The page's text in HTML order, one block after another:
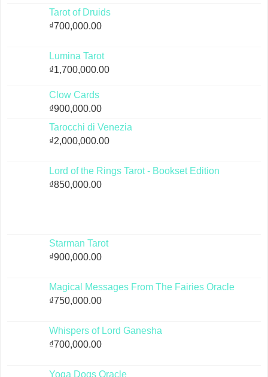
Tarot of Druids
₫700,000.00
Lumina Tarot
₫1,700,000.00
Clow Cards
₫900,000.00
Tarocchi di Venezia
₫2,000,000.00
Lord of the Rings Tarot - Bookset Edition
₫850,000.00
Starman Tarot
₫900,000.00
Magical Messages From The Fairies Oracle
₫750,000.00
Whispers of Lord Ganesha
₫700,000.00
Yoga Dogs Oracle